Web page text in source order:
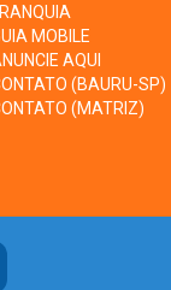
MOBILE
AQUI
(BAURU-SP)
(MATRIZ)